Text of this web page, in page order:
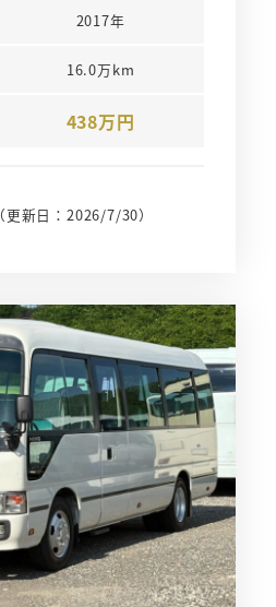
2017年
16.0万km
438万円
（更新日：2026/7/30）